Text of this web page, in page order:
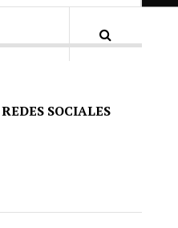
SOCIALES